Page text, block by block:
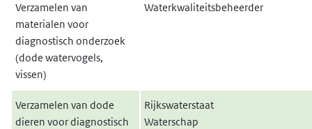
Verzamelen van
materialen voor
diagnostisch onderzoek
(dode watervogels,
vissen)
Waterkwaliteitsbeheerder
Verzamelen van dode
dieren voor diagnostisch
Rijkswaterstaat
Waterschap